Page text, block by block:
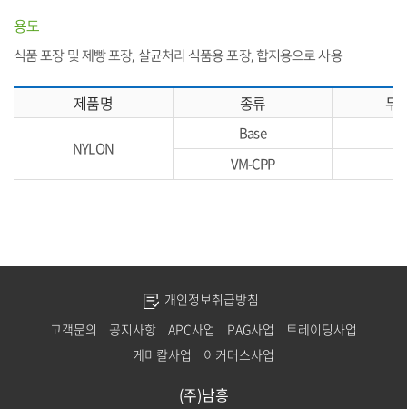
용도
식품 포장 및 제빵 포장, 살균처리 식품용 포장, 합지용으로 사용
제품명 종류 두
NYLON
Base
VM-CPP
개인정보취급방침
고객문의
공지사항 APC사업 PAG사업
트레이딩사업
케미칼사업
이커머스사업
(주)남흥